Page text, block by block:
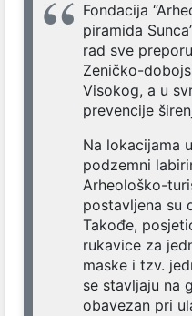
Fondacija
piramida
rad sve
Zeničko-
Visokog, a u
prevencije
Na lokacijama
podzemni
Arheološko-
postavljena su
Takođe,
rukavice za
maske i tzv.
se stavljaju na
obavezan pri